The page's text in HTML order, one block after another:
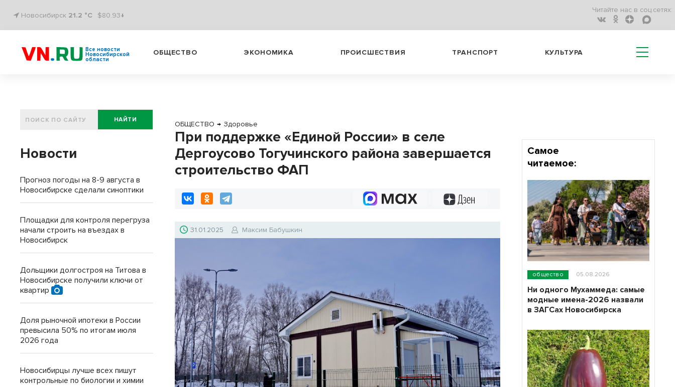
Новосибирск 21.2 °C $80.93↓
Читайте нас в соц.сетях:
Все новости
Новосибирской
области
ОБЩЕСТВО ЭКОНОМИКА ПРОИСШЕСТВИЯ ТРАНСПОРТ КУЛЬТУРА
ОБЩЕСТВО → Здоровье
При поддержке «Единой России» в селе
Дергоусово Тогучинского района завершается
строительство ФАП
31.01.2025 Максим Бабушкин
НАЙТИ
Новости
Прогноз погоды на 8-9 августа в
Новосибирске сделали синоптики
Площадки для контроля перегруза
начали строить на въездах в
Новосибирск
Дольщики долгостроя на Титова в
Новосибирске получили ключи от
квартир
Доля рыночной ипотеки в России
превысила 50% по итогам июля
2026 года
Новосибирцы лучше всех пишут
контрольные по биологии и химии
Самое
читаемое:
общество 05.08.2026
Ни одного Мухаммеда: самые
модные имена-2026 назвали
в ЗАГСах Новосибирска